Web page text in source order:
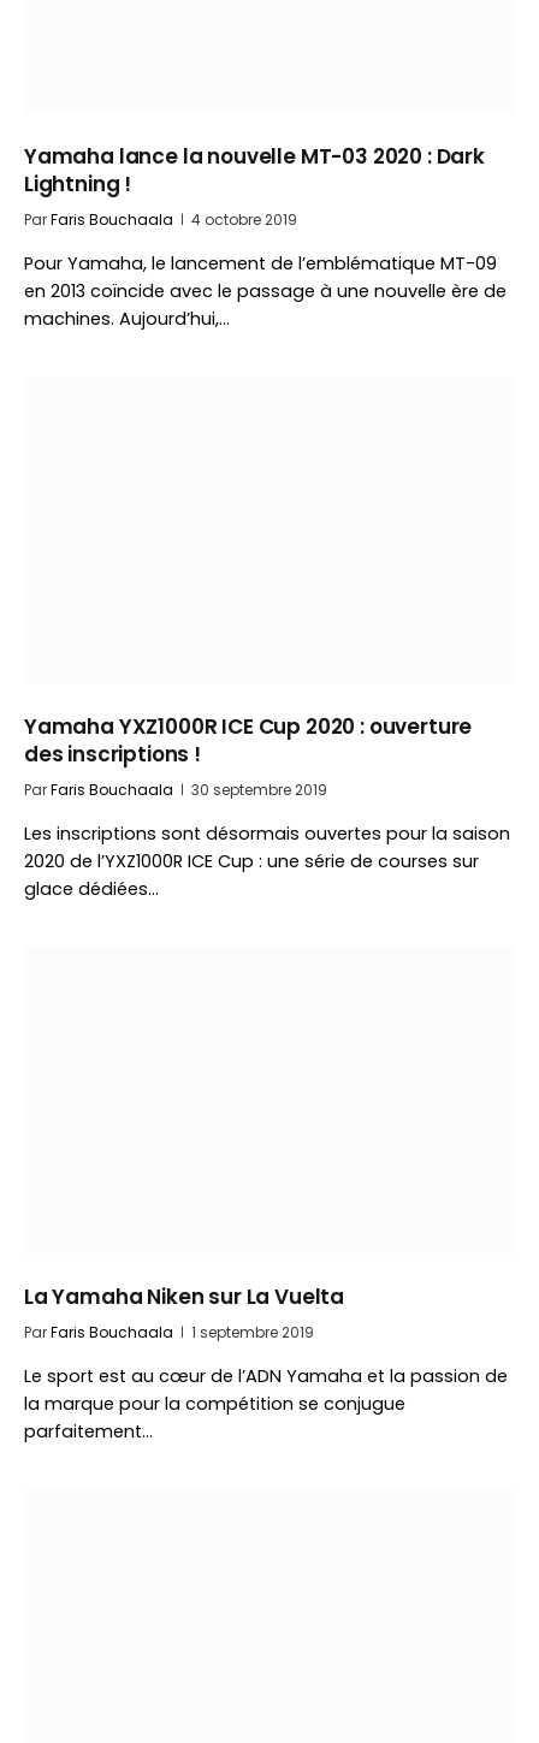
Yamaha lance la nouvelle MT-03 2020 : Dark
Lightning !
ParFaris Bouchaala 4 octobre 2019
Pour Yamaha, le lancement de l’emblématique MT-09
en 2013 coïncide avec le passage à une nouvelle ère de
machines. Aujourd’hui,…
Yamaha YXZ1000R ICE Cup 2020 : ouverture
des inscriptions !
ParFaris Bouchaala 30 septembre 2019
Les inscriptions sont désormais ouvertes pour la saison
2020 de l’YXZ1000R ICE Cup : une série de courses sur
glace dédiées…
La Yamaha Niken sur La Vuelta
ParFaris Bouchaala 1 septembre 2019
Le sport est au cœur de l’ADN Yamaha et la passion de
la marque pour la compétition se conjugue
parfaitement…